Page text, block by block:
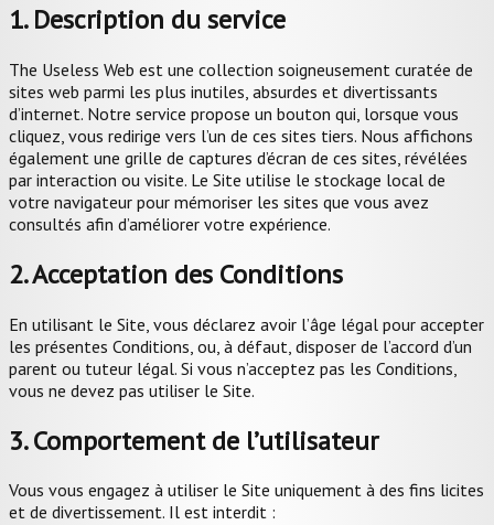
1. Description du service
The Useless Web est une collection soigneusement curatée de
sites web parmi les plus inutiles, absurdes et divertissants
d’internet. Notre service propose un bouton qui, lorsque vous
cliquez, vous redirige vers l’un de ces sites tiers. Nous affichons
également une grille de captures d’écran de ces sites, révélées
par interaction ou visite. Le Site utilise le stockage local de
votre navigateur pour mémoriser les sites que vous avez
consultés afin d’améliorer votre expérience.
2. Acceptation des Conditions
En utilisant le Site, vous déclarez avoir l’âge légal pour accepter
les présentes Conditions, ou, à défaut, disposer de l’accord d’un
parent ou tuteur légal. Si vous n’acceptez pas les Conditions,
vous ne devez pas utiliser le Site.
3. Comportement de l’utilisateur
Vous vous engagez à utiliser le Site uniquement à des fins licites
et de divertissement. Il est interdit :